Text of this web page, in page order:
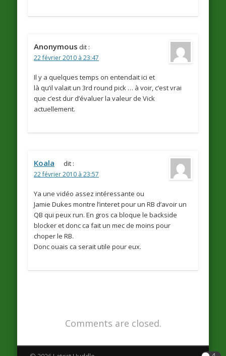
Anonymous dit :
22 février 2010 à 23:47
Il y a quelques temps on entendait ici et
là qu’il valait un 3rd round pick … à voir, c’est vrai
que c’est dur d’évaluer la valeur de Vick
actuellement.
Koala dit :
22 février 2010 à 23:57
Ya une vidéo assez intéressante ou
Jamie Dukes montre l’interet pour un RB d’avoir un
QB qui peux run. En gros ca bloque le backside
blocker et donc ca fait un mec de moins pour
choper le RB.
Donc ouais ca serait utile pour eux.
Comments are closed.